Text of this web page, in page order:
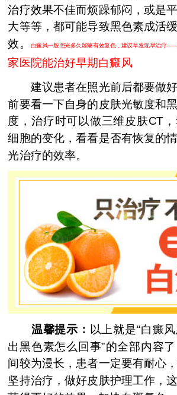
治疗效果不佳而烦躁郁闷，或是
大等等，都可能导致黑色素成活
效。
白癜风一般照光多久能够有效复色，建议早发现早治疗
家医院能治好早期白癜风
建议患者在照光前后都要做好
前要看一下自身的皮肤光敏度和
度，治疗时可以做三维皮肤CT
细胞的变化，看看是否有恢复的
光治疗的效率。
温馨提示： 以上就是“白癜
出黑色素怎么回事”的全部内容
间较为漫长，患者一定要有耐心
坚持治疗，做好皮肤护理工作，